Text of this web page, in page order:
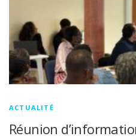
ACTUALITÉ
Réunion